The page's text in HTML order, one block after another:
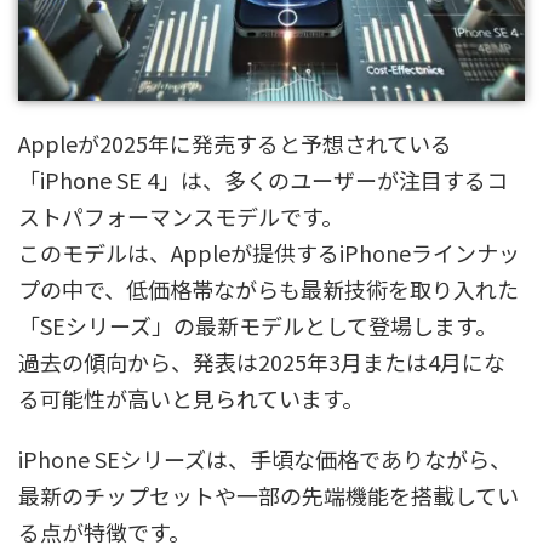
Appleが2025年に発売すると予想されている
「iPhone SE 4」は、多くのユーザーが注目するコ
ストパフォーマンスモデルです。
このモデルは、Appleが提供するiPhoneラインナッ
プの中で、低価格帯ながらも最新技術を取り入れた
「SEシリーズ」の最新モデルとして登場します。
過去の傾向から、発表は2025年3月または4月にな
る可能性が高いと見られています。
iPhone SEシリーズは、手頃な価格でありながら、
最新のチップセットや一部の先端機能を搭載してい
る点が特徴です。